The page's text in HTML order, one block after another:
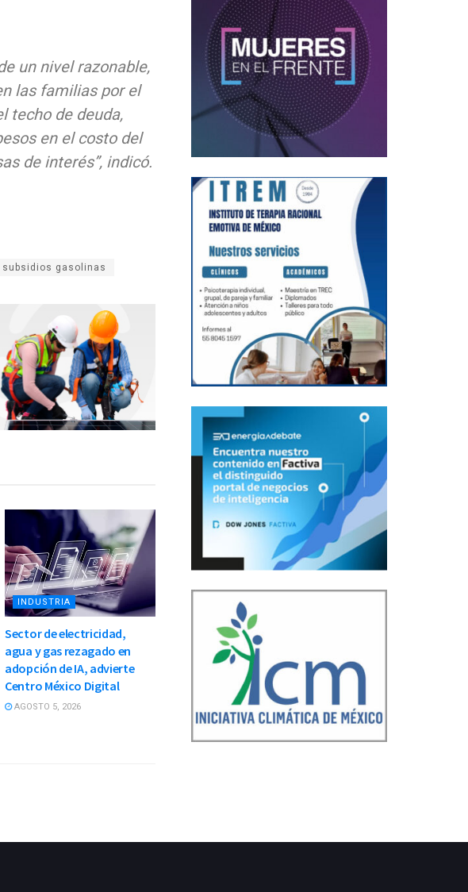
un nivel razonable,
las familias por el
techo de deuda,
en el costo del
de interés”, indicó.
subsidios gasolinas
INDUSTRIA
Sector de electricidad,
agua y gas rezagado en
adopción de IA, advierte
Centro México Digital
AGOSTO 5, 2026